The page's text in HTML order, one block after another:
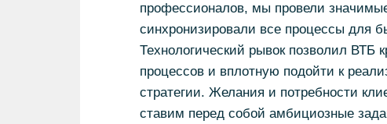
профессионалов, мы провели
синхронизировали все процессы для
Технологический рывок позволил ВТБ
процессов и вплотную подойти к
стратегии. Желания и потребности
ставим перед собой амбициозные